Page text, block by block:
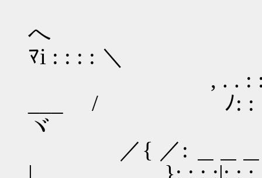
へ ｲ: : : :i: :
ﾏi : : : : ＼
, . . : : : : : : : :
___ / ﾉ: : : :!: : :
ヾ
／{ ／: ＿＿＿: : :